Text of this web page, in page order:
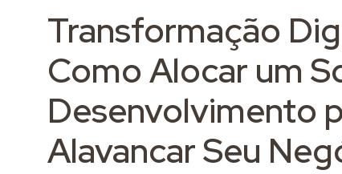
Transformação
Como Alocar um
Desenvolvimento
Alavancar Seu